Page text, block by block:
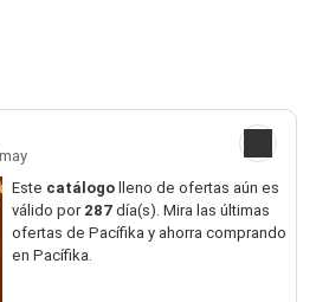
Este catálogolleno de ofertas aún es
válido por 287día(s). Mira las últimas
ofertas de Pacífika y ahorra comprando
en Pacífika.